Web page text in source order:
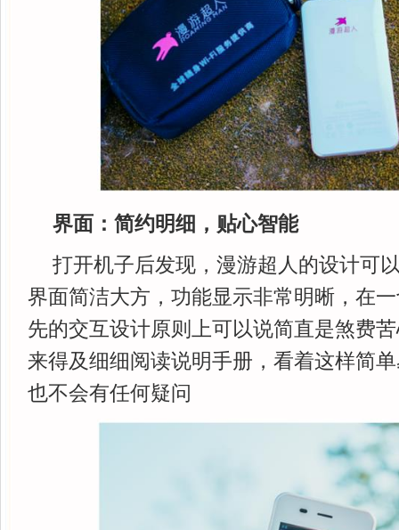
界面 ： 简约明细 ，贴心智能
打开机子后发现，漫游超人的设计可
界面简洁大方，功能显示非常明晰，在
先的交互设计原则上可以说简直是煞费
来得及细细阅读说明手册，看着这样简
也不会有任何疑问